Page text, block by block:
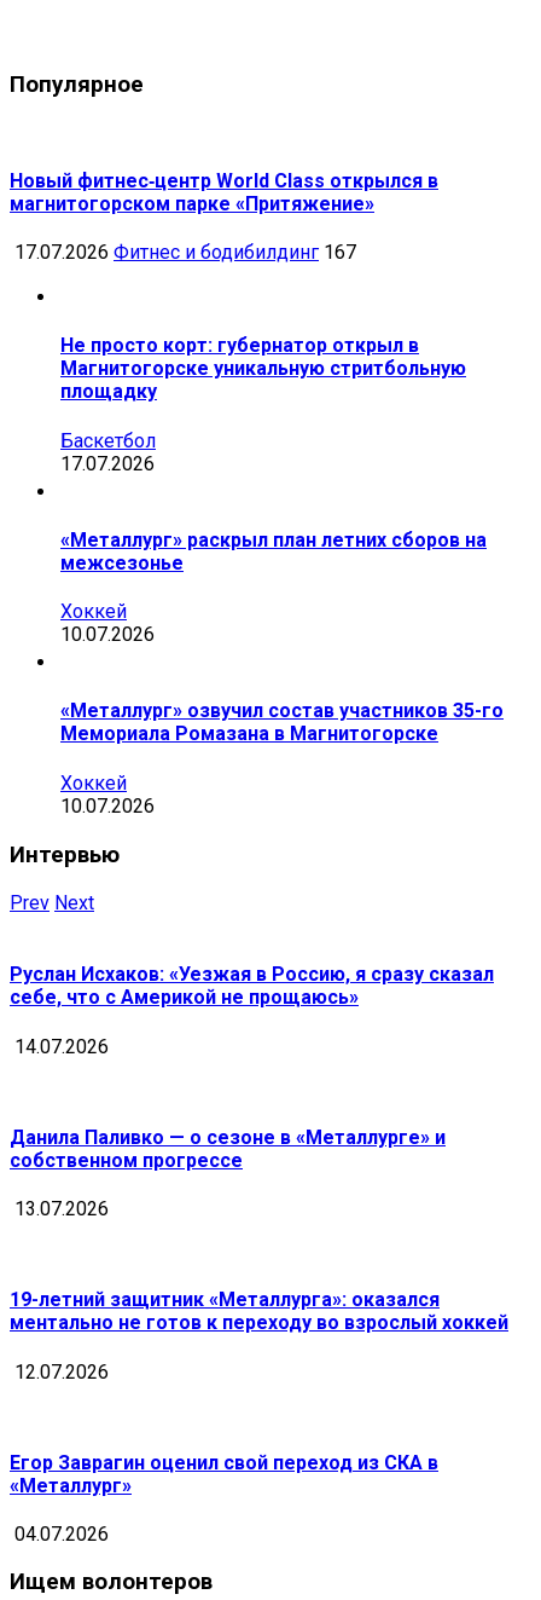
Популярное
Новый фитнес‑центр World Class открылся в
магнитогорском парке «Притяжение»
17.07.2026 Фитнес и бодибилдинг 167
Не просто корт: губернатор открыл в
Магнитогорске уникальную стритбольную
площадку
Баскетбол
17.07.2026
«Металлург» раскрыл план летних сборов на
межсезонье
Хоккей
10.07.2026
«Металлург» озвучил состав участников 35-го
Мемориала Ромазана в Магнитогорске
Хоккей
10.07.2026
Интервью
Prev Next
Руслан Исхаков: «Уезжая в Россию, я сразу сказал
себе, что с Америкой не прощаюсь»
14.07.2026
Данила Паливко — о сезоне в «Металлурге» и
собственном прогрессе
13.07.2026
19-летний защитник «Металлурга»: оказался
ментально не готов к переходу во взрослый хоккей
12.07.2026
Егор Заврагин оценил свой переход из СКА в
«Металлург»
04.07.2026
Ищем волонтеров